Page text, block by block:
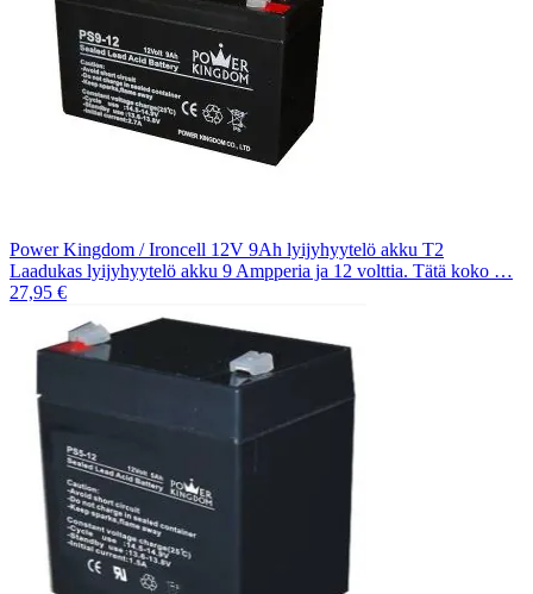
Power Kingdom / Ironcell 12V 9Ah lyijyhyytelö akku T2
Laadukas lyijyhyytelö akku 9 Ampperia ja 12 volttia. Tätä koko …
27,95 €